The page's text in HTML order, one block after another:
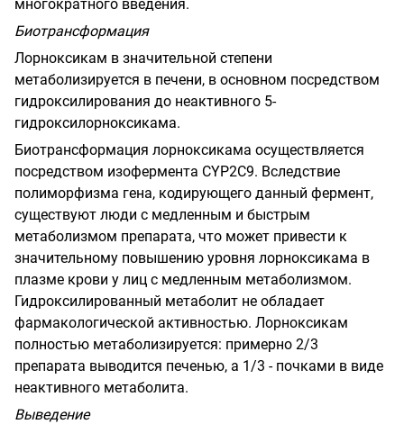
многократного введения.
Биотрансформация
Лорноксикам в значительной степени
метаболизируется в печени, в основном посредством
гидроксилирования до неактивного 5-
гидроксилорноксикама.
Биотрансформация лорноксикама осуществляется
посредством изофермента CYP2C9. Вследствие
полиморфизма гена, кодирующего данный фермент,
существуют люди с медленным и быстрым
метаболизмом препарата, что может привести к
значительному повышению уровня лорноксикама в
плазме крови у лиц с медленным метаболизмом.
Гидроксилированный метаболит не обладает
фармакологической активностью. Лорноксикам
полностью метаболизируется: примерно 2/3
препарата выводится печенью, а 1/3 - почками в виде
неактивного метаболита.
Выведение